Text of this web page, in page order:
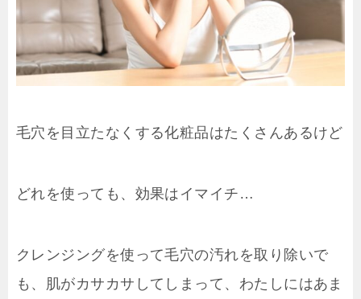
毛穴を目立たなくする化粧品はたくさんあるけど
どれを使っても、効果はイマイチ…
クレンジングを使って毛穴の汚れを取り除いで
も、肌がカサカサしてしまって、わたしにはあま